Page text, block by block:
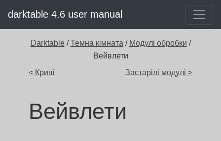
darktable 4.6 user manual
Darktable /Темна кімната / Модулі обробки /
Вейвлети
< Криві
Застарілі модулі >
Вейвлети